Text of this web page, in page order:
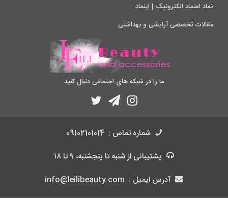
نماد اعتماد الکترونیک | اینماد
مقالات تخصصی آرایشی و بهداشتی
ما را در شبکه های اجتماعی دنبال کنید
شماره تماس : 09102101014
پشتیبانی از شنبه تا پنجشنبه، ۹ تا ۱۸
آدرس ایمیل : info@leilibeauty.com